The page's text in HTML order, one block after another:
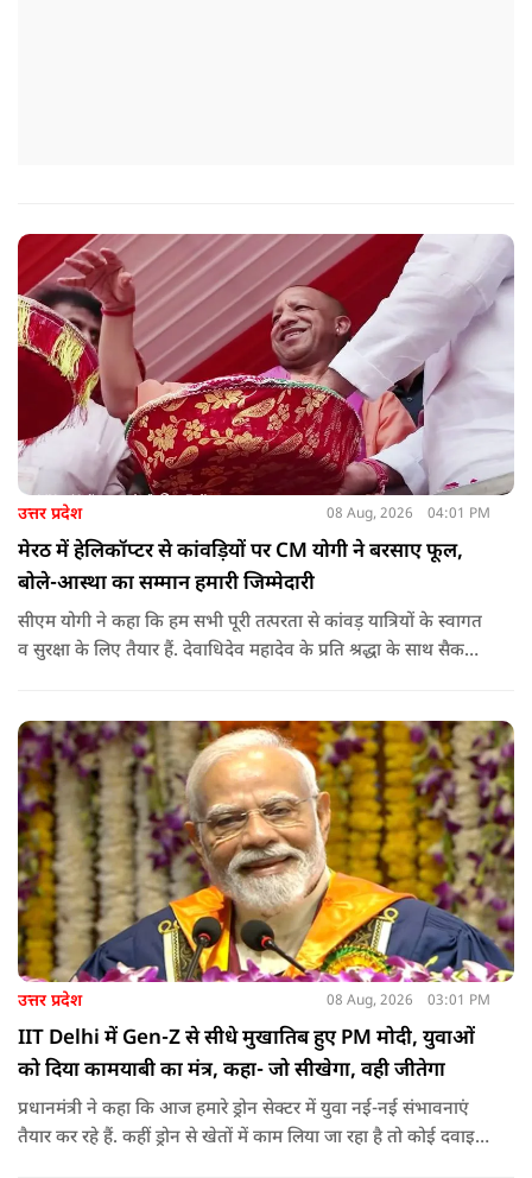
उत्तर प्रदेश 08 Aug, 2026 04:01 PM
मेरठ में हेलिकॉप्टर से कांवड़ियों पर CM योगी ने बरसाए फूल,
बोले-आस्था का सम्मान हमारी जिम्मेदारी
सीएम योगी ने कहा कि हम सभी पूरी तत्परता से कांवड़ यात्रियों के स्वागत
व सुरक्षा के लिए तैयार हैं. देवाधिदेव महादेव के प्रति श्रद्धा के साथ सैकड़ों
पात, क्षेत्र व प्रांत की सीमाओं से ऊपर उठकर उनकी हर श्वांस शिव के नाम
है.
उत्तर प्रदेश 08 Aug, 2026 03:01 PM
IIT Delhi में Gen-Z से सीधे मुखातिब हुए PM मोदी, युवाओं
को दिया कामयाबी का मंत्र, कहा- जो सीखेगा, वही जीतेगा
प्रधानमंत्री ने कहा कि आज हमारे ड्रोन सेक्टर में युवा नई-नई संभावनाएं
तैयार कर रहे हैं. कहीं ड्रोन से खेतों में काम लिया जा रहा है तो कोई दवाइयां